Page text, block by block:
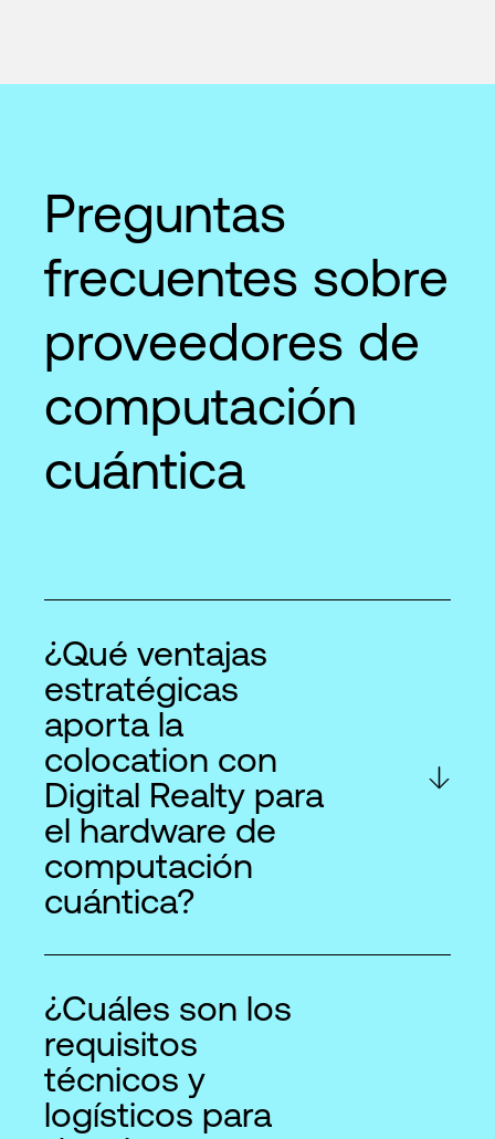
Preguntas
frecuentes sobre
proveedores de
computación
cuántica
¿Qué ventajas
estratégicas
aporta la
colocation con
Digital Realty para
el hardware de
computación
cuántica?
¿Cuáles son los
requisitos
técnicos y
logísticos para